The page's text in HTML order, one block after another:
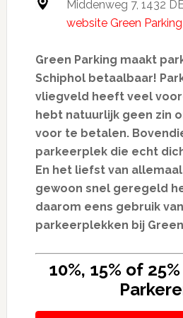
Middenweg 7, 1432
website Green Parking
Green Parking maakt
Schiphol betaalbaar!
vliegveld heeft veel
hebt natuurlijk geen zin
voor te betalen.
parkeerplek die echt
En het liefst van
gewoon snel geregeld
daarom eens gebruik
parkeerplekken bij
10%, 15% of